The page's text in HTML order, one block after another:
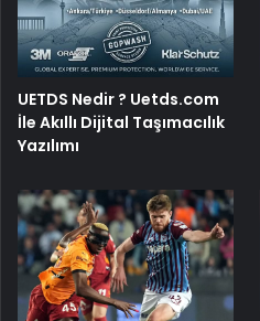
UETDS Nedir ? Uetds.com
İle Akıllı Dijital Taşımacılık
Yazılımı